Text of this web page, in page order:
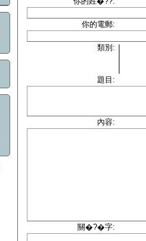
你的電郵:
類別:
題目:
內容:
關�?�字: